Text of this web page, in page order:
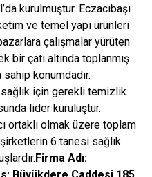
kurulmuştur. Eczacıbaşı
ve temel yapı ürünleri
çalışmalar yürüten
bir çatı altında toplanmış
konumdadır.
sağlık için gerekli temizlik
lider kuruluştur.
ortaklı olmak üzere toplam
6 tanesi sağlık
Firma Adı: